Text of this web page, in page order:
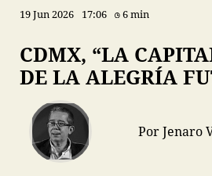
19 Jun 2026 17:06 6 min
CDMX, “LA
DE LA ALEGRÍA
Por Jenaro